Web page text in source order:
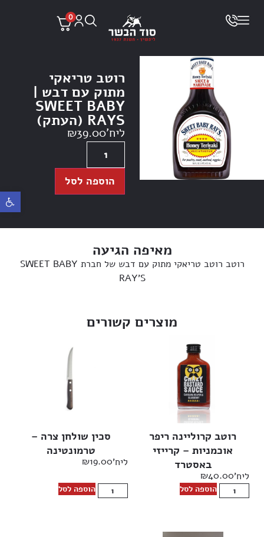
פתח
0
רוטב טריאקי
מתוק עם דבש |
SWEET BABY
RAYS (העתק)
ליח' ₪39.00
הוספה לסל
מאיפה הגיעה
רוטב רוטב טריאקי מתוק עם דבש של חברת SWEET BABY
RAY’S
מוצרים קשורים
רוטב קרוליינה ריפר
אוכמניות – קרייזי
באסטרד
ליח' ₪40.00
הוספה לסל
סכין שולחן צרה –
טרמונטינה
ליח' ₪19.00
הוספה לסל